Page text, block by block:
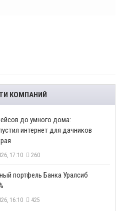
КОМПАНИЙ
до умного дома:
интернет для дачников
17:10 260
портфель Банка Уралсиб
16:10 425